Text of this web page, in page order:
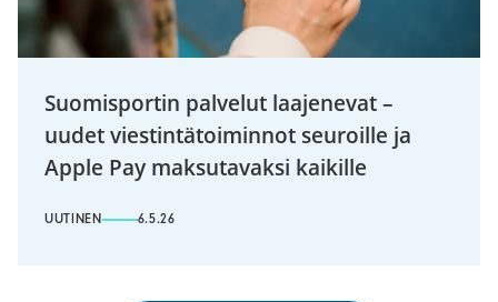
Suomisportin palvelut laajenevat –
uudet viestintätoiminnot seuroille ja
Apple Pay maksutavaksi kaikille
UUTINEN 6.5.26